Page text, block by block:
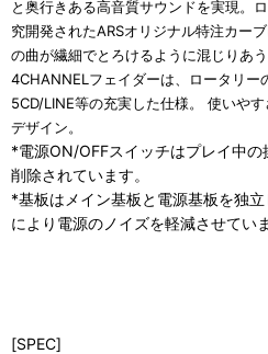
と奥行きある高音質サウンドを実現。
究開発されたARSオリジナル特注カー
の曲が繊細でとろけるように混じりあ
4CHANNELフェイダーは、ロータリー
5CD/LINE等の充実した仕様。 使いや
デザイン。
*電源ON/OFFスイッチはプレイ中
削除されています。
*基板はメイン基板と電源基板を独
により電源のノイズを軽減させていま
[SPEC]